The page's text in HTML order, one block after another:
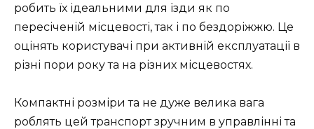
робить їх ідеальними для їзди як по
пересіченій місцевості, так і по бездоріжжю. Це
оцінять користувачі при активній експлуатації в
різні пори року та на різних місцевостях.
Компактні розміри та не дуже велика вага
роблять цей транспорт зручним в управлінні та